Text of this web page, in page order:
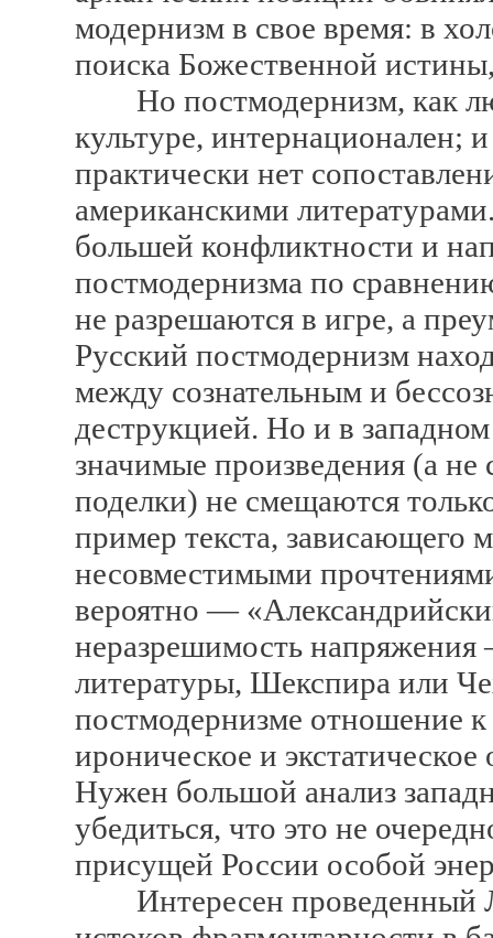
модернизм в свое время: в
поиска Божественной
Но постмодернизм, как
культуре, интернационален;
практически нет
американскими
большей конфликтности и
постмодернизма по
не разрешаются в игре, а
Русский постмодернизм
между сознательным и
деструкцией. Но и в
значимые произведения (а
поделки) не смещаются
пример текста, зависающего
несовместимыми
вероятно —
неразрешимость
литературы, Шекспира или
постмодернизме отношение
ироническое и
Нужен большой анализ
убедиться, что это не
присущей России особой
Интересен проведенный